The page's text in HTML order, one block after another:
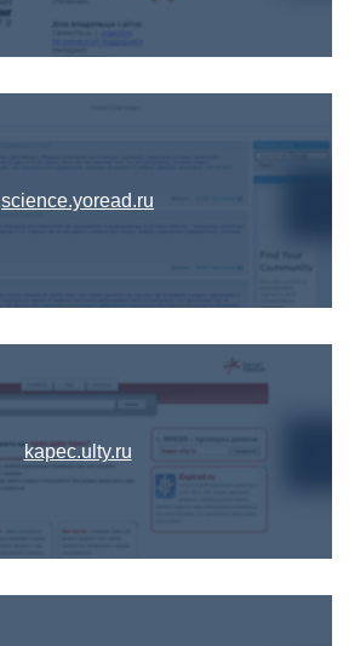
science.yoread.ru
kapec.ulty.ru